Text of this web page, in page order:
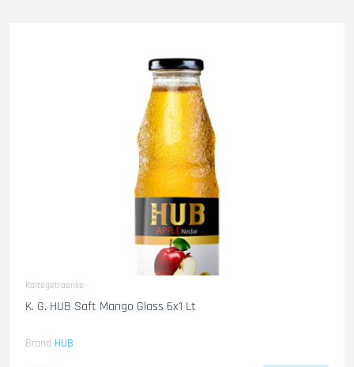
Kaltegetraenke
K. G. HUB Saft Mango Glass 6x1 Lt
Brand HUB